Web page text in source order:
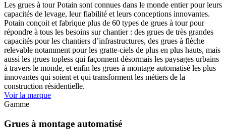
Les grues à tour Potain sont connues dans le monde entier pour leurs
capacités de levage, leur fiabilité et leurs conceptions innovantes.
Potain conçoit et fabrique plus de 60 types de grues à tour pour
répondre à tous les besoins sur chantier : des grues de très grandes
capacités pour les chantiers d’infrastructures, des grues à flèche
relevable notamment pour les gratte-ciels de plus en plus hauts, mais
aussi les grues topless qui façonnent désormais les paysages urbains
à travers le monde, et enfin les grues à montage automatisé les plus
innovantes qui soient et qui transforment les métiers de la
construction résidentielle.
Voir la marque
Gamme
Grues à montage automatisé